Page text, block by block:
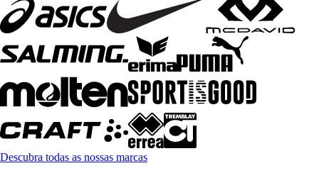
Descubra todas as nossas marcas